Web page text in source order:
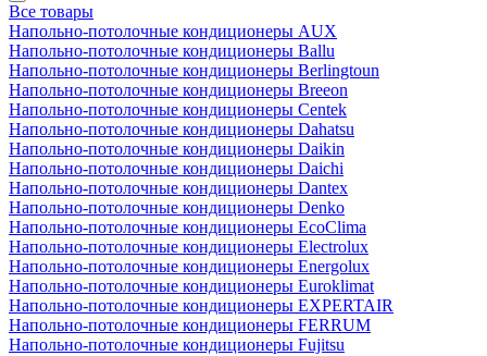
Все товары
Напольно-потолочные кондиционеры AUX
Напольно-потолочные кондиционеры Ballu
Напольно-потолочные кондиционеры Berlingtoun
Напольно-потолочные кондиционеры Breeon
Напольно-потолочные кондиционеры Centek
Напольно-потолочные кондиционеры Dahatsu
Напольно-потолочные кондиционеры Daikin
Напольно-потолочные кондиционеры Daichi
Напольно-потолочные кондиционеры Dantex
Напольно-потолочные кондиционеры Denko
Напольно-потолочные кондиционеры EcoClima
Напольно-потолочные кондиционеры Electrolux
Напольно-потолочные кондиционеры Energolux
Напольно-потолочные кондиционеры Euroklimat
Напольно-потолочные кондиционеры EXPERTAIR
Напольно-потолочные кондиционеры FERRUM
Напольно-потолочные кондиционеры Fujitsu